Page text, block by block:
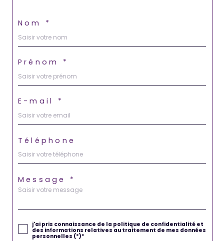
Nom *
Prénom *
E-mail *
Téléphone
Message *
j'ai pris connaissance de la politique de confidentialité et
des informations relatives au traitement de mes données
personnelles (*)*